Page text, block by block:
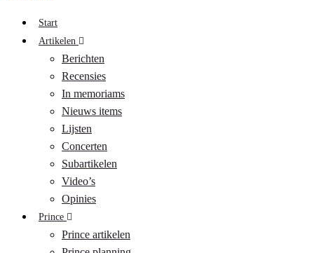
Start
Artikelen
Berichten
Recensies
In memoriams
Nieuws items
Lijsten
Concerten
Subartikelen
Video’s
Opinies
Prince
Prince artikelen